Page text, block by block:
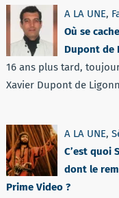
A LA UNE,
Où se
Dupont de
16 ans plus tard,
Xavier Dupont de
A LA UNE,
C’est quoi
dont le
Prime Video ?